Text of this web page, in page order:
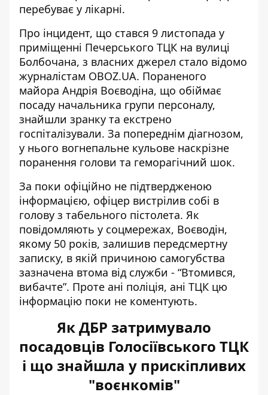
перебуває у лікарні.
Про інцидент, що стався 9 листопада у
приміщенні Печерського ТЦК на вулиці
Болбочана, з власних джерел стало відомо
журналістам OBOZ.UA. Пораненого
майора Андрія Воєводіна, що обіймає
посаду начальника групи персоналу,
знайшли зранку та екстрено
госпіталізували. За попереднім діагнозом,
у нього вогнепальне кульове наскрізне
поранення голови та геморагічний шок.
За поки офіційно не підтвердженою
інформацією, офіцер вистрілив собі в
голову з табельного пістолета. Як
повідомляють у соцмережах, Воєводін,
якому 50 років, залишив передсмертну
записку, в якій причиною самогубства
зазначена втома від служби - “Втомився,
вибачте”. Проте ані поліція, ані ТЦК цю
інформацію поки не коментують.
Як ДБР затримувало
посадовців Голосіївського ТЦК
і що знайшла у прискіпливих
"воєнкомів"